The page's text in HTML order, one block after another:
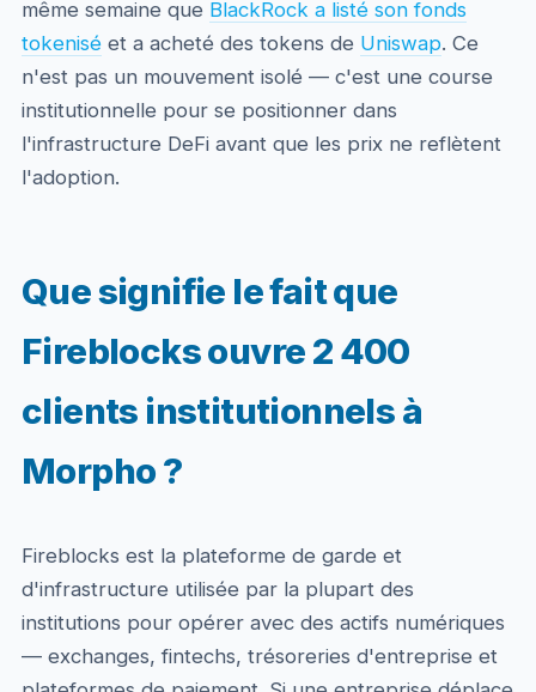
même semaine que BlackRock a listé son fonds
tokeniséet a acheté des tokens de Uniswap. Ce
n'est pas un mouvement isolé — c'est une course
institutionnelle pour se positionner dans
l'infrastructure DeFi avant que les prix ne reflètent
l'adoption.
Que signifie le fait que
Fireblocks ouvre 2 400
clients institutionnels à
Morpho ?
Fireblocks est la plateforme de garde et
d'infrastructure utilisée par la plupart des
institutions pour opérer avec des actifs numériques
— exchanges, fintechs, trésoreries d'entreprise et